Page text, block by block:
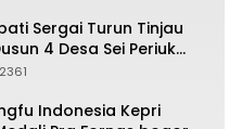
Sergai Turun Tinjau
4 Desa Sei Periuk
2361
Indonesia Kepri